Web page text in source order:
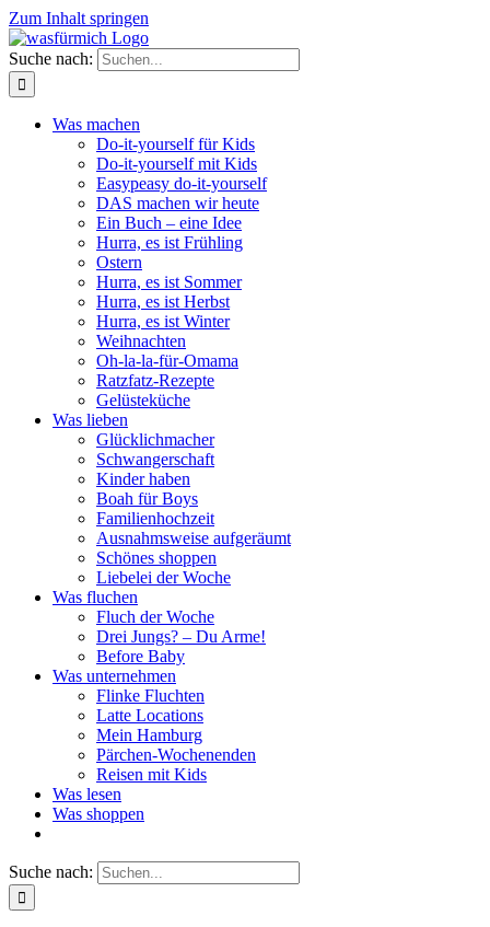
Zum Inhalt springen
Suche nach:
Was machen
Do-it-yourself für Kids
Do-it-yourself mit Kids
Easypeasy do-it-yourself
DAS machen wir heute
Ein Buch – eine Idee
Hurra, es ist Frühling
Ostern
Hurra, es ist Sommer
Hurra, es ist Herbst
Hurra, es ist Winter
Weihnachten
Oh-la-la-für-Omama
Ratzfatz-Rezepte
Gelüsteküche
Was lieben
Glücklichmacher
Schwangerschaft
Kinder haben
Boah für Boys
Familienhochzeit
Ausnahmsweise aufgeräumt
Schönes shoppen
Liebelei der Woche
Was fluchen
Fluch der Woche
Drei Jungs? – Du Arme!
Before Baby
Was unternehmen
Flinke Fluchten
Latte Locations
Mein Hamburg
Pärchen-Wochenenden
Reisen mit Kids
Was lesen
Was shoppen
Suche nach: